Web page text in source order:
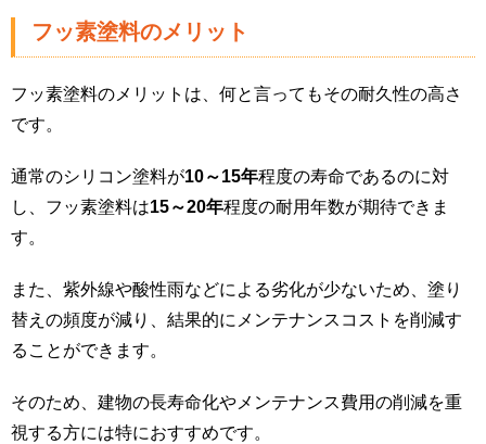
フッ素塗料のメリット
フッ素塗料のメリットは、何と言ってもその耐久性の高さ
です。
通常のシリコン塗料が10～15年程度の寿命であるのに対
し、フッ素塗料は15～20年程度の耐用年数が期待できま
す。
また、紫外線や酸性雨などによる劣化が少ないため、塗り
替えの頻度が減り、結果的にメンテナンスコストを削減す
ることができます。
そのため、建物の長寿命化やメンテナンス費用の削減を重
視する方には特におすすめです。